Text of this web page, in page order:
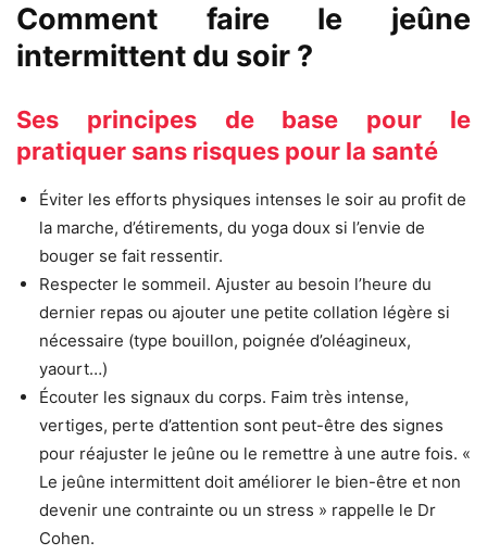
Comment faire le jeûne
intermittent du soir ?
Ses principes de base pour le
pratiquer sans risques pour la santé
Éviter les efforts physiques intenses le soir au profit de
la marche, d’étirements, du yoga doux si l’envie de
bouger se fait ressentir.
Respecter le sommeil. Ajuster au besoin l’heure du
dernier repas ou ajouter une petite collation légère si
nécessaire (type bouillon, poignée d’oléagineux,
yaourt…)
Écouter les signaux du corps. Faim très intense,
vertiges, perte d’attention sont peut-être des signes
pour réajuster le jeûne ou le remettre à une autre fois. «
Le jeûne intermittent doit améliorer le bien-être et non
devenir une contrainte ou un stress » rappelle le Dr
Cohen.